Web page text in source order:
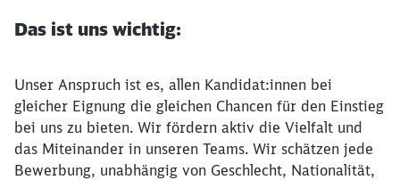
Das ist uns wichtig:
Unser Anspruch ist es, allen Kandidat:innen bei
gleicher Eignung die gleichen Chancen für den Einstieg
bei uns zu bieten. Wir fördern aktiv die Vielfalt und
das Miteinander in unseren Teams. Wir schätzen jede
Bewerbung, unabhängig von Geschlecht, Nationalität,